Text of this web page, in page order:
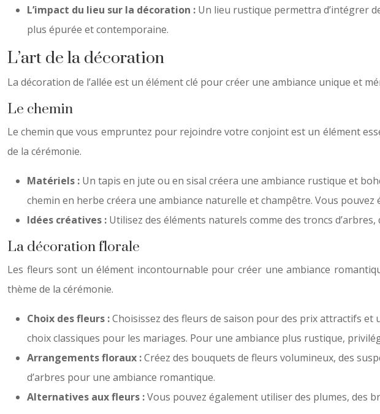
L’impact du lieu sur la décoration : Un lieu rustique permettra d’intégrer
plus épurée et contemporaine.
L’art de la décoration
La décoration de l’allée est un élément clé pour créer une ambiance unique et
Le chemin
Le chemin que vous empruntez pour rejoindre votre conjoint est un élément
de la cérémonie.
Matériels : Un tapis en jute ou en sisal créera une ambiance rustique et
chemin en herbe créera une ambiance naturelle et champêtre. Vous
Idées créatives : Utilisez des éléments naturels comme des troncs
La décoration florale
Les fleurs sont un élément incontournable pour créer une ambiance
thème de la cérémonie.
Choix des fleurs :Choisissez des fleurs de saison pour des prix attractifs
choix classiques pour les mariages. Pour une ambiance plus rustique,
Arrangements floraux :Créez des bouquets de fleurs volumineux, des
d’arbres pour une ambiance romantique.
Alternatives aux fleurs :Vous pouvez également utiliser des plumes, des